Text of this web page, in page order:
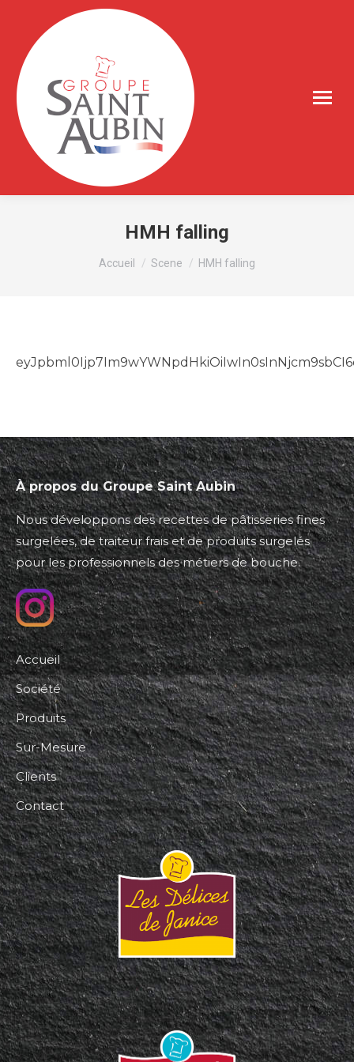
HMH falling
Vous êtes ici :
Accueil Scene HMH falling
À propos du Groupe Saint Aubin
Nous développons des recettes de pâtisseries fines
surgelées, de traiteur frais et de produits surgelés
pour les professionnels des métiers de bouche.
Accueil
Société
Produits
Sur-Mesure
Clients
Contact